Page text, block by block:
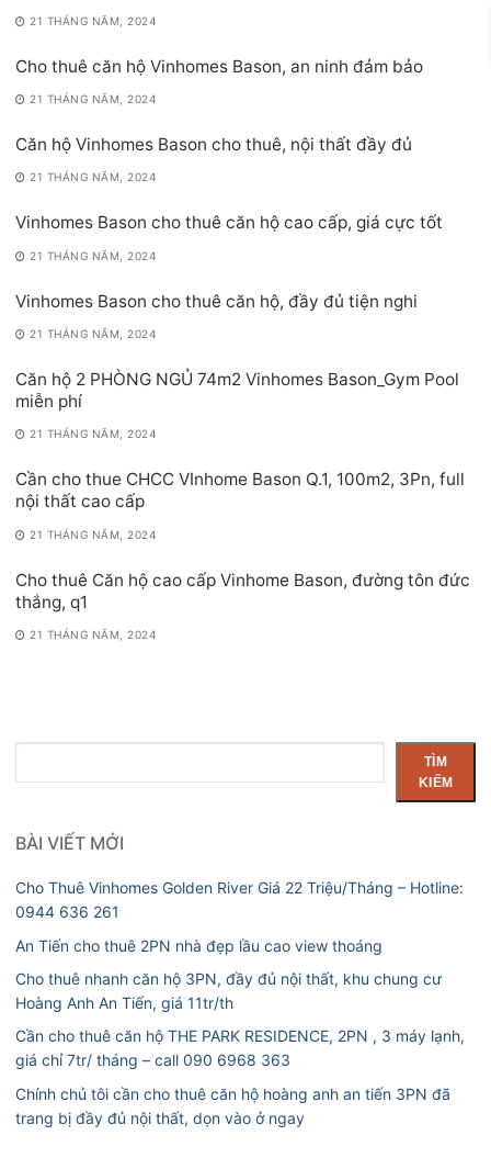
21 THÁNG NĂM, 2024
Cho thuê căn hộ Vinhomes Bason, an ninh đảm bảo
21 THÁNG NĂM, 2024
Căn hộ Vinhomes Bason cho thuê, nội thất đầy đủ
21 THÁNG NĂM, 2024
Vinhomes Bason cho thuê căn hộ cao cấp, giá cực tốt
21 THÁNG NĂM, 2024
Vinhomes Bason cho thuê căn hộ, đầy đủ tiện nghi
21 THÁNG NĂM, 2024
Căn hộ 2 PHÒNG NGỦ 74m2 Vinhomes Bason_Gym Pool
miễn phí
21 THÁNG NĂM, 2024
Cần cho thue CHCC VInhome Bason Q.1, 100m2, 3Pn, full
nội thất cao cấp
21 THÁNG NĂM, 2024
Cho thuê Căn hộ cao cấp Vinhome Bason, đường tôn đức
thắng, q1
21 THÁNG NĂM, 2024
kiếm
TÌM
KIẾM
BÀI VIẾT MỚI
Cho Thuê Vinhomes Golden River Giá 22 Triệu/Tháng – Hotline:
0944 636 261
An Tiến cho thuê 2PN nhà đẹp lầu cao view thoáng
Cho thuê nhanh căn hộ 3PN, đầy đủ nội thất, khu chung cư
Hoàng Anh An Tiến, giá 11tr/th
Cần cho thuê căn hộ THE PARK RESIDENCE, 2PN , 3 máy lạnh,
giá chỉ 7tr/ tháng – call 090 6968 363
Chính chủ tôi cần cho thuê căn hộ hoàng anh an tiến 3PN đã
trang bị đầy đủ nội thất, dọn vào ở ngay